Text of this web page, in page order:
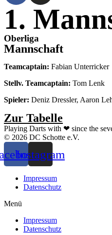
1.
Oberliga
Mannschaft
Teamcaptain: Fabian Unterricker
Stellv. Teamcaptain: Tom Lenk
Spieler: Deniz Dressler, Aaron
Zur Tabelle
Playing Darts with ❤ since the
© 2026 DC Schotte e.V.
Instagram
Impressum
Datenschutz
Menü
Impressum
Datenschutz